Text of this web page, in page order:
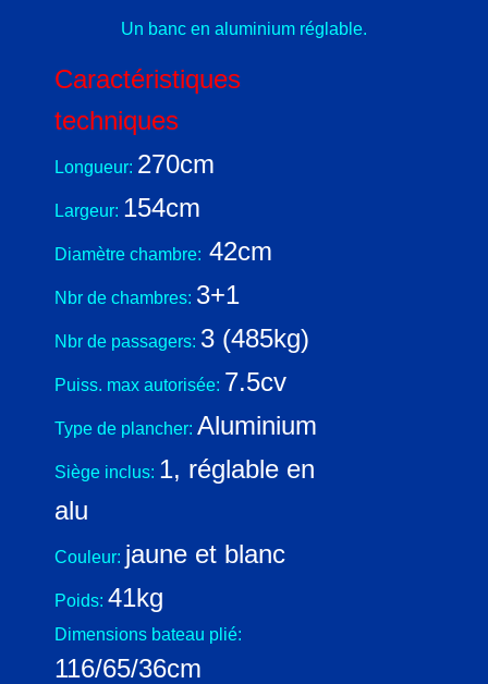
Un banc en aluminium réglable.
Caractéristiques
techniques
Longueur: 270cm
Largeur: 154cm
Diamètre chambre: 42cm
Nbr de chambres: 3+1
Nbr de passagers: 3 (485kg)
Puiss. max autorisée: 7.5cv
Type de plancher: Aluminium
Siège inclus: 1, réglable en
alu
Couleur: jaune et blanc
Poids: 41kg
Dimensions bateau plié:
116/65/36cm